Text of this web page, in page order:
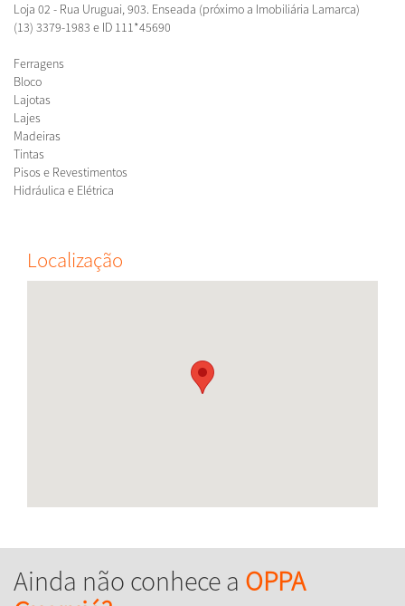
Loja 02 - Rua Uruguai, 903. Enseada (próximo a Imobiliária Lamarca)
(13) 3379-1983 e ID 111*45690
Ferragens
Bloco
Lajotas
Lajes
Madeiras
Tintas
Pisos e Revestimentos
Hidráulica e Elétrica
Localização
Ainda não conhece a OPPA